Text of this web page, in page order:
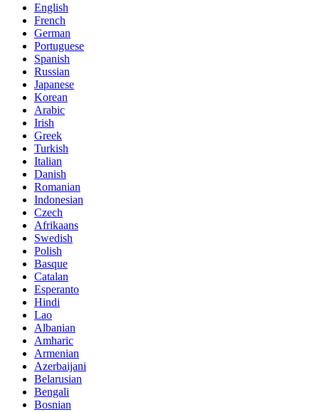
English
French
German
Portuguese
Spanish
Russian
Japanese
Korean
Arabic
Irish
Greek
Turkish
Italian
Danish
Romanian
Indonesian
Czech
Afrikaans
Swedish
Polish
Basque
Catalan
Esperanto
Hindi
Lao
Albanian
Amharic
Armenian
Azerbaijani
Belarusian
Bengali
Bosnian